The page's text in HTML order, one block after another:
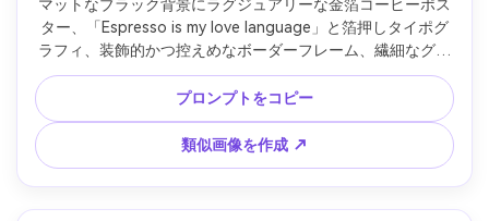
マットなブラック背景にラグジュアリーな金箔コーヒーポス
ター、「Espresso is my love language」と箔押しタイポグ
ラフィ、装飾的かつ控えめなボーダーフレーム、繊細なグレ
イン、高級カフェの雰囲気、シャープなベクター風ライン、
印刷対応・超高解像度・ウォーターマークなし、85mmレン
ズ、浅い被写界深度、やわらかな映画的ライティング --ar
4:5
プロンプトをコピー
類似画像を作成 ↗